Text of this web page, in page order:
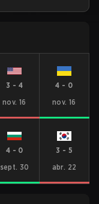
3 - 4
nov. 16
4 - 0
nov. 16
4 - 0
sept. 30
3 - 5
abr. 22